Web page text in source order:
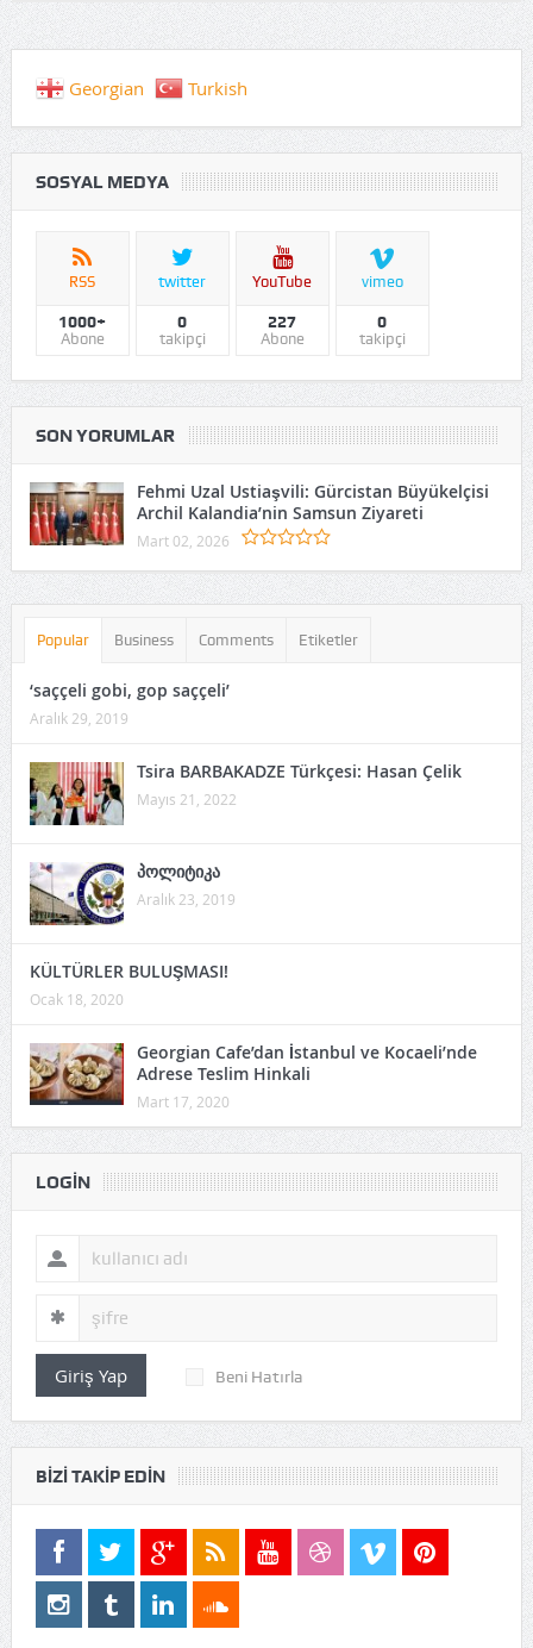
Georgian Turkish
SOSYAL MEDYA
RSS
1000+
Abone
twitter
0
takipçi
YouTube
227
Abone
vimeo
0
takipçi
SON YORUMLAR
Fehmi Uzal Ustiaşvili: Gürcistan Büyükelçisi
Archil Kalandia’nin Samsun Ziyareti
Mart 02, 2026
Popular Business Comments Etiketler
‘saççeli gobi, gop saççeli’
Aralık 29, 2019
Tsira BARBAKADZE Türkçesi: Hasan Çelik
Mayıs 21, 2022
პოლიტიკა
Aralık 23, 2019
KÜLTÜRLER BULUŞMASI!
Ocak 18, 2020
Georgian Cafe’dan İstanbul ve Kocaeli’nde
Adrese Teslim Hinkali
Mart 17, 2020
LOGIN
Giriş Yap Beni Hatırla
BIZI TAKIP EDIN